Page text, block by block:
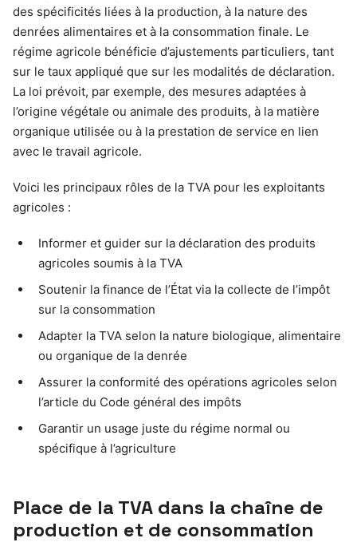
des spécificités liées à la production, à la nature des
denrées alimentaires et à la consommation finale. Le
régime agricole bénéficie d’ajustements particuliers, tant
sur le taux appliqué que sur les modalités de déclaration.
La loi prévoit, par exemple, des mesures adaptées à
l’origine végétale ou animale des produits, à la matière
organique utilisée ou à la prestation de service en lien
avec le travail agricole.
Voici les principaux rôles de la TVA pour les exploitants
agricoles :
Informer et guider sur la déclaration des produits
agricoles soumis à la TVA
Soutenir la finance de l’État via la collecte de l’impôt
sur la consommation
Adapter la TVA selon la nature biologique, alimentaire
ou organique de la denrée
Assurer la conformité des opérations agricoles selon
l’article du Code général des impôts
Garantir un usage juste du régime normal ou
spécifique à l’agriculture
Place de la TVA dans la chaîne de
production et de consommation